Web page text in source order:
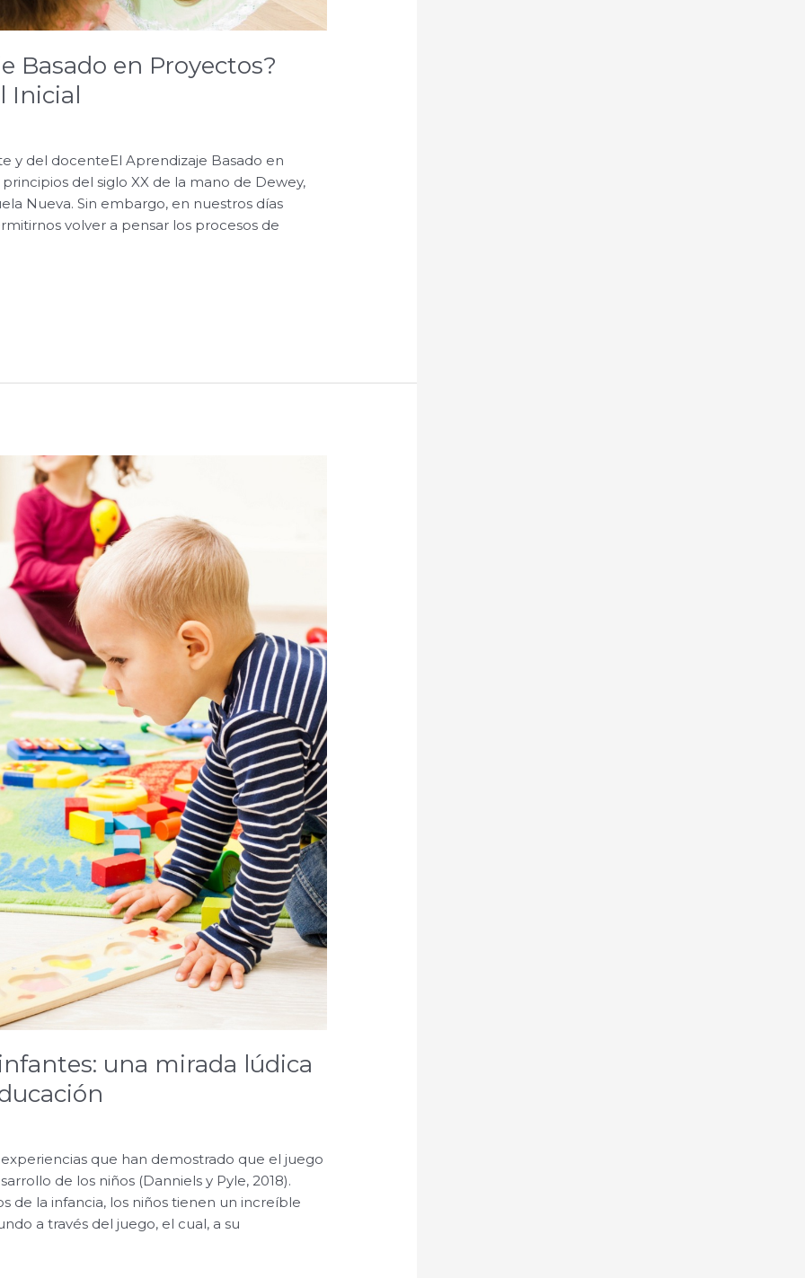
Basado en Proyectos?
Inicial
y del docenteEl Aprendizaje Basado en
del siglo XX de la mano de Dewey,
Nueva. Sin embargo, en nuestros días
volver a pensar los procesos de
una mirada lúdica
que han demostrado que el juego
de los niños (Danniels y Pyle, 2018).
de la infancia, los niños tienen un increíble
a través del juego, el cual, a su